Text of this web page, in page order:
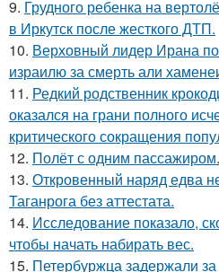
9. Грудного ребенка на
в Иркутск после жесткого ДТП.
10. Верховный лидер Ирана
израилю за смерть али
11. Редкий родственник
оказался на грани полного
критического сокращения
12. Полёт с одним пассажиром.
13. Откровенный наряд едва
Таганрога без аттестата.
14. Исследование показало,
чтобы начать набирать вес.
15. Петербуржца задержали